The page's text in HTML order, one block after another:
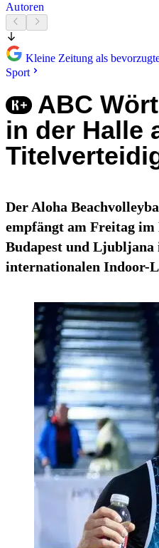
Autoren
Kleine Zeitung als
Sport
ABC
in der Halle
Der Aloha
empfängt am Freitag
Budapest und Ljubljana
internationalen Indoor-